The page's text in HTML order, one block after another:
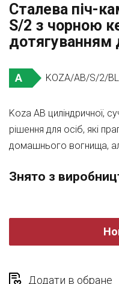
Сталева піч-
S/2 з чорною
дотягуванням
A KOZA/AB/S/2/
Koza AB циліндричної,
рішення для осіб, які
домашнього вогнища,
Знято з
Додати в обране